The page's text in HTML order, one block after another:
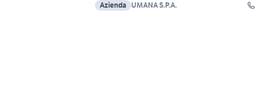
Azienda UMANA S.P.A.